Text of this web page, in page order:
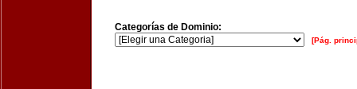
Categorías de Dominio:
[Pág.